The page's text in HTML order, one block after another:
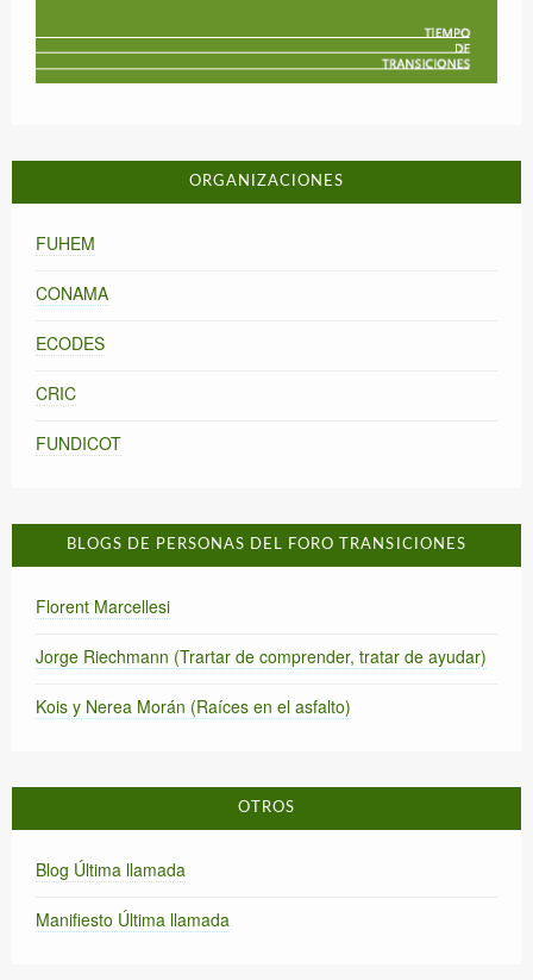
ORGANIZACIONES
FUHEM
CONAMA
ECODES
CRIC
FUNDICOT
BLOGS DE PERSONAS DEL FORO TRANSICIONES
Florent Marcellesi
Jorge Riechmann (Trartar de comprender, tratar de ayudar)
Kois y Nerea Morán (Raíces en el asfalto)
OTROS
Blog Última llamada
Manifiesto Última llamada